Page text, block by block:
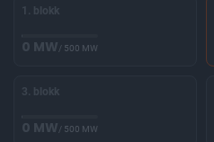
1. blokk
0 MW/ 500 MW
3. blokk
0 MW/ 500 MW